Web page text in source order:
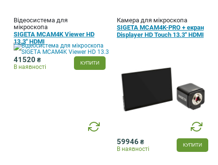
ОБ'ЄКТИВИ
МІКРОПРЕПАРАТИ
ЦИФРОВІ КАМЕРИ
ІНСТРУМЕНТИ, МАТЕРІАЛИ
Відеосистема для
мікроскопа
SIGETA MCAM4K Viewer HD
13.3" HDMI
41520 ₴
В наявності
КУПИТИ
Камера для мікроскопа
SIGETA MCAM4K-PRO + екран
Displayer HD Touch 13.3" HDMI
59946 ₴
В наявності
КУПИТИ